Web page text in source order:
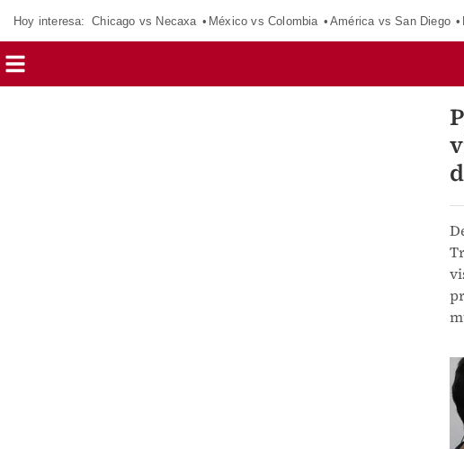
Hoy interesa: Chicago vs Necaxa México vs Colombia América vs San Diego